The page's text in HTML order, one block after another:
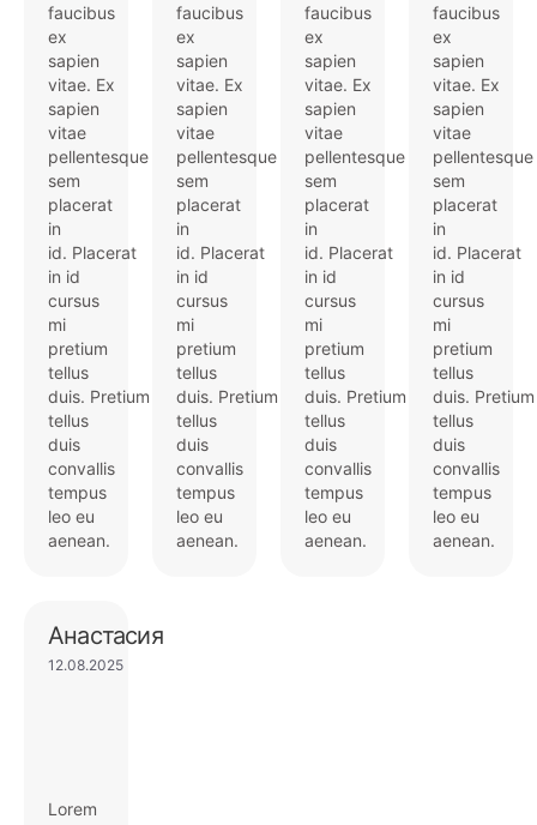
faucibus
ex
sapien
vitae. Ex
sapien
vitae
pellentesque
sem
placerat
in
id. Placerat
in id
cursus
mi
pretium
tellus
duis. Pretium
tellus
duis
convallis
tempus
leo eu
aenean.
faucibus
ex
sapien
vitae. Ex
sapien
vitae
pellentesque
sem
placerat
in
id. Placerat
in id
cursus
mi
pretium
tellus
duis. Pretium
tellus
duis
convallis
tempus
leo eu
aenean.
faucibus
ex
sapien
vitae. Ex
sapien
vitae
pellentesque
sem
placerat
in
id. Placerat
in id
cursus
mi
pretium
tellus
duis. Pretium
tellus
duis
convallis
tempus
leo eu
aenean.
faucibus
ex
sapien
vitae. Ex
sapien
vitae
pellentesque
sem
placerat
in
id. Placerat
in id
cursus
mi
pretium
tellus
duis. Pretium
tellus
duis
convallis
tempus
leo eu
aenean.
Анастасия
12.08.2025
Lorem